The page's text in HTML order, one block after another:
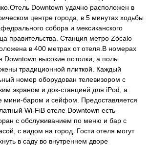
Downtown удачно расположен в
центре города, в 5 минутах ходьбы
собора и мексиканского
правительства. Станция метро Zócalo
в 400 метрах от отеля.В номерах
Downtown высокие потолки, а полы
традиционной плиткой. Каждый
номер оборудован телевизором с
экраном и док-станцией для iPod, а
мини-баром и сейфом. Предоставляется
Wi-FiВ отеле Downtown есть
с обслуживанием по меню и бар с
с видом на город. Гости отеля могут
в саду во внутреннем дворе